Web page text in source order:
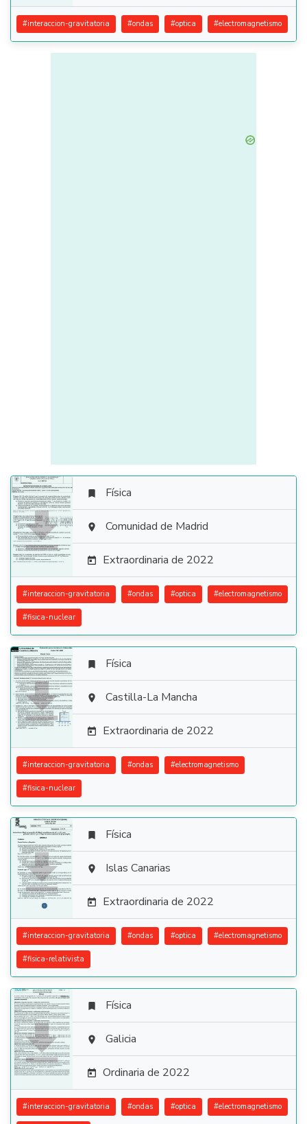
#interaccion-gravitatoria #ondas #optica #electromagnetismo

 Física
 Comunidad de Madrid
 Extraordinaria de 2022
#interaccion-gravitatoria #ondas #optica #electromagnetismo
#fisica-nuclear

 Física
 Castilla-La Mancha
 Extraordinaria de 2022
#interaccion-gravitatoria #ondas #electromagnetismo
#fisica-nuclear

 Física
 Islas Canarias
 Extraordinaria de 2022
#interaccion-gravitatoria #ondas #optica #electromagnetismo
#fisica-relativista

 Física
 Galicia
 Ordinaria de 2022
#interaccion-gravitatoria #ondas #optica #electromagnetismo